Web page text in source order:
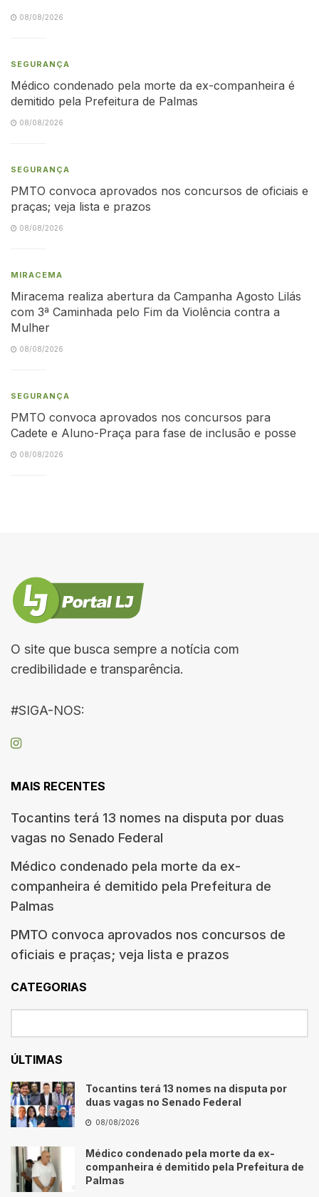
08/08/2026
SEGURANÇA
Médico condenado pela morte da ex-companheira é
demitido pela Prefeitura de Palmas
08/08/2026
SEGURANÇA
PMTO convoca aprovados nos concursos de oficiais e
praças; veja lista e prazos
08/08/2026
MIRACEMA
Miracema realiza abertura da Campanha Agosto Lilás
com 3ª Caminhada pelo Fim da Violência contra a
Mulher
08/08/2026
SEGURANÇA
PMTO convoca aprovados nos concursos para
Cadete e Aluno-Praça para fase de inclusão e posse
08/08/2026
O site que busca sempre a notícia com
credibilidade e transparência.
#SIGA-NOS:
MAIS RECENTES
Tocantins terá 13 nomes na disputa por duas
vagas no Senado Federal
Médico condenado pela morte da ex-
companheira é demitido pela Prefeitura de
Palmas
PMTO convoca aprovados nos concursos de
oficiais e praças; veja lista e prazos
CATEGORIAS
ÚLTIMAS
Tocantins terá 13 nomes na disputa por
duas vagas no Senado Federal
08/08/2026
Médico condenado pela morte da ex-
companheira é demitido pela Prefeitura de
Palmas